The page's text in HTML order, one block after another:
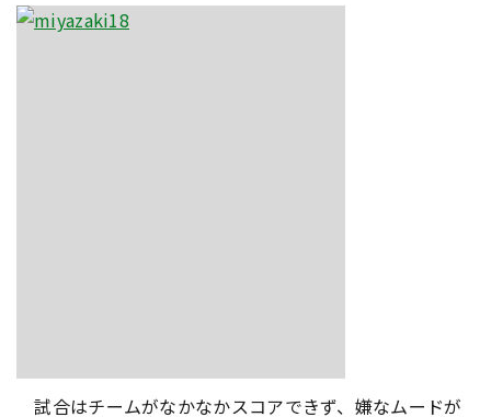
試合はチームがなかなかスコアできず、嫌なムードが